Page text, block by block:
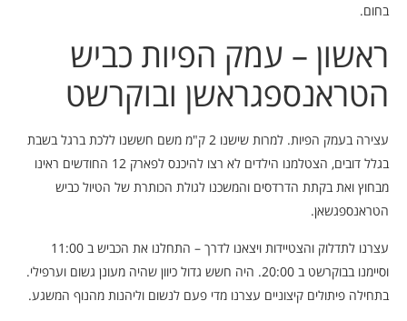
בחום.
ראשון – עמק הפיות כביש
הטראנספגראשן ובוקרשט
עצירה בעמק הפיות. למרות שישנו 2 ק"מ משם חששנו ללכת ברגל בשבת
בגלל דובים, הצטלמנו הילדים לא רצו להיכנס לפארק 12 החודשים ראינו
מבחוץ ואת בקתת הדרדסים והמשכנו לגולת הכותרת של הטיול כביש
הטראנספגשאן.
עצרנו לתדלוק והצטיידות ויצאנו לדרך – התחלנו את הכביש ב 11:00
וסיימנו בבוקרשט ב 20:00. היה חשש גדול כיוון שהיה מעונן גשום וערפילי.
בתחילה פיתולים קיצוניים עצרנו מדי פעם לנשום וליהנות מהנוף המשגע.